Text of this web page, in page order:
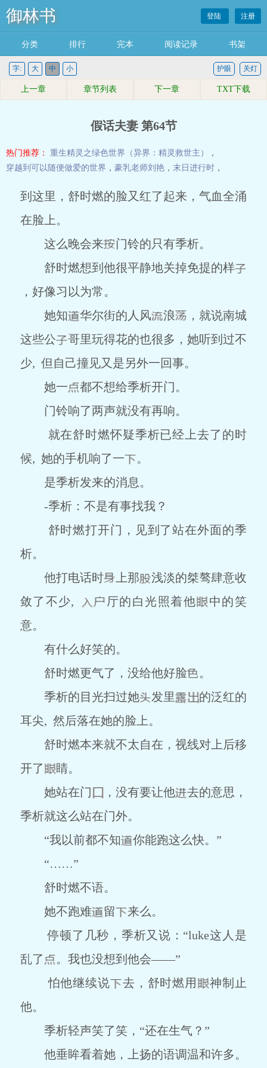
御林书 登陆 注册
分类 排行 完本 阅读记录 书架
字: 大 中 小 关灯
护眼
上一章 章节列表 下一章 TXT下载
假话夫妻 第64节
热门推荐： 重生精灵之绿色世界（异界：精灵救世主）
，
穿越到可以随便做爱的世界 ， 豪乳老师刘艳 ， 末日进行时 ，
到这里，舒时燃的脸又红了起来，气血全涌
在脸上。
这么晚会来
门铃的只有季析。
舒时燃想到他很平静地关掉免提的样
，好像习以为常。
她知
华尔街的人风 浪
，就说南城
这些公
哥里玩得花的也很多，她听到过不
少, 但自己撞见又是另外一回事。
她一
都不想给季析开门。
门铃响了两声就没有再响。
就在舒时燃怀疑季析已经上去了的时
候, 她的手机响了一
。
是季析发来的消息。
-季析：不是有事找我？
舒时燃打开门，见到了站在外面的季
析。
他打电话时
上那
浅淡的桀骜肆意收
敛了不少,
厅的白光照着他
中的笑
意。
有什么好笑的。
舒时燃更气了，没给他好脸
。
季析的目光扫过她
发里
的泛红的
耳尖, 然后落在她的脸上。
舒时燃本来就不太自在，视线对上后移
开了
睛。
她站在门
，没有要让他
去的意思，
季析就这么站在门外。
“我以前都不知
你能跑这么快。”
“……”
舒时燃不语。
她不跑难
留
来么。
停顿了几秒，季析又说：“luke这人是
乱了
。我也没想到他会――”
怕他继续说
去，舒时燃用
神制止
他。
季析轻声笑了笑，“还在生气？”
他垂眸看着她，上扬的语调温和许多。